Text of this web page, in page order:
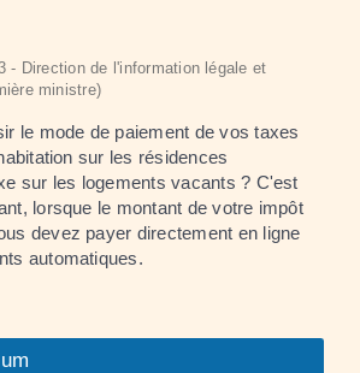
- Direction de l'information légale et
ministre)
le mode de paiement de vos taxes
sur les résidences
sur les logements vacants ? C'est
lorsque le montant de votre impôt
devez payer directement en ligne
automatiques.